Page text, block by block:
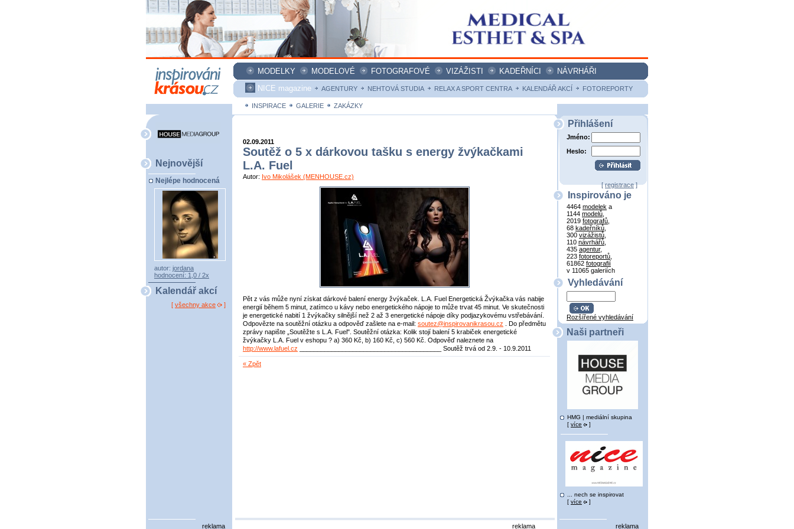
MODELKY MODELOVÉ FOTOGRAFOVÉ VIZÁŽISTI KADEŘNÍCI
NÁVRHÁŘI
NICE magazine
AGENTURY NEHTOVÁ STUDIA RELAX A SPORT CENTRA KALENDÁŘ AKCÍ FOTOREPORTY
INSPIRACE GALERIE ZAKÁZKY
Nejnovější
Nejlépe hodnocená
autor: jordana
hodnocení: 1,0 / 2x
Kalendář akcí
[ všechny akce ]
02.09.2011
Soutěž o 5 x dárkovou tašku s energy žvýkačkami
L.A. Fuel
Autor: Ivo Mikolášek (MENHOUSE.cz)
Pět z vás může nyní získat dárkové balení energy žvýkaček. L.A. Fuel Energetická Žvýkačka vás nabije
energií během 5 minut, zatímco u kávy nebo energetického nápoje to může trvat 45 minut. Ve skutečnosti
je energetické nabití 1 žvýkačky silnější než 2 až 3 energetické nápoje díky podjazykovému vstřebávání.
Odpovězte na soutěžní otázku a odpověď zašlete na e-mail: soutez@inspirovanikrasou.cz . Do předmětu
zprávy napište „Soutěžte s L.A. Fuel". Soutěžní otázka: Kolik stojí balení 5 krabiček energetické
žvýkačky L.A. Fuel v eshopu ? a) 360 Kč, b) 160 Kč, c) 560 Kč. Odpověď naleznete na
http://www.lafuel.cz ________________________________________ Soutěž trvá od 2.9. - 10.9.2011
« Zpět
Přihlášení
Jméno:
Heslo:
[registrace]
Inspirováno je
4464 modelek a
1144 modelů
2019 fotografů
68 kadeřníků
300 vizážistů
110 návrhářů
435 agentur,
223 fotoreportů
61862 fotografií
v 11065 galeriích
Vyhledávání
Rozšířené vyhledávání
Naši partneři
HMG | mediální skupina
[ více ]
... nech se inspirovat
[ více ]
reklama reklama reklama